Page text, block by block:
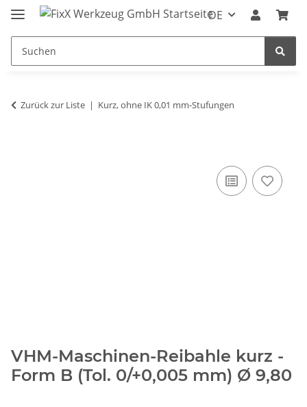
DE
Zurück zur Liste Kurz, ohne IK 0,01 mm-Stufungen
VHM-Maschinen-Reibahle kurz -
Form B (Tol. 0/+0,005 mm) Ø 9,80